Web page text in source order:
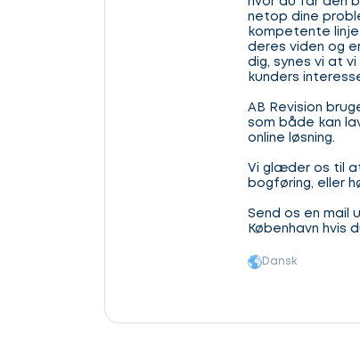
netop dine
kompetente
deres viden og
dig, synes vi at
kunders
AB Revision
som både kan
online løsning.
Vi glæder os til
bogføring, eller
Send os en mail
København hvis
Dansk